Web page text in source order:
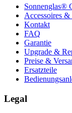
Sonnenglas®
Accessoires &
Kontakt
FAQ
Garantie
Upgrade &
Preise &
Ersatzteile
Legal